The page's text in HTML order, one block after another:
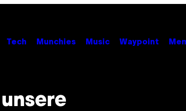
Tech Munchies Music Waypoint